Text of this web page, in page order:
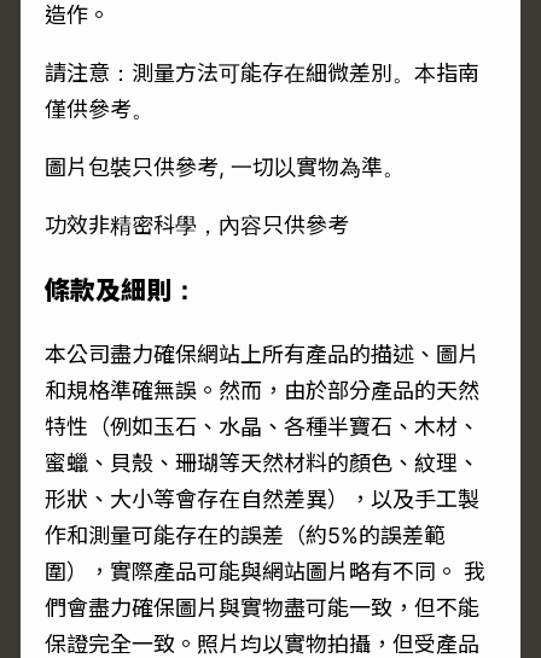
造作。
請注意：測量方法可能存在細微差別。本指南
僅供參考。
圖片包裝只供參考, 一切以實物為準。
功效非精密科學，內容只供參考
條款及細則：
本公司盡力確保網站上所有產品的描述、圖片
和規格準確無誤。然而，由於部分產品的天然
特性（例如玉石、水晶、各種半寶石、木材、
蜜蠟、貝殼、珊瑚等天然材料的顏色、紋理、
形狀、大小等會存在自然差異），以及手工製
作和測量可能存在的誤差（約5%的誤差範
圍），實際產品可能與網站圖片略有不同。 我
們會盡力確保圖片與實物盡可能一致，但不能
保證完全一致。照片均以實物拍攝，但受產品